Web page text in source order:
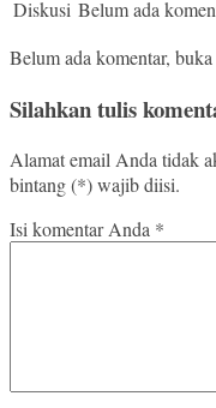
Diskusi Belum ada
Belum ada komentar,
Silahkan tulis
Alamat email Anda tidak
bintang (*) wajib diisi.
Isi komentar Anda *